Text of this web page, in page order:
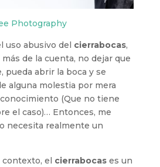
Photography
uso abusivo del cierrabocas,
de la cuenta, no dejar que
pueda abrir la boca y se
alguna molestia por mera
(Que no tiene
el caso)… Entonces, me
necesita realmente un
el cierrabocases un